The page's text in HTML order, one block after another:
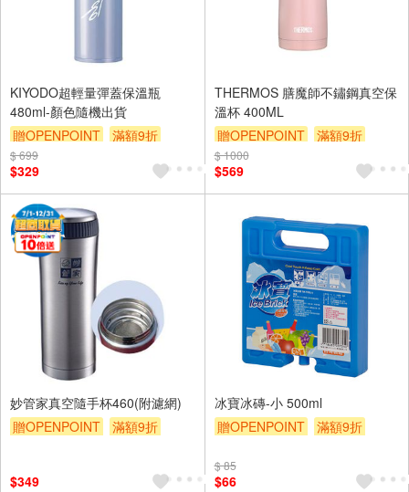
KIYODO超輕量彈蓋保溫瓶
480ml-顏色隨機出貨
贈OPENPOINT
滿額9折
贈$200
$ 699
$329
THERMOS 膳魔師不鏽鋼真空保
溫杯 400ML
贈OPENPOINT
滿額9折
贈$200
$ 1000
$569
妙管家真空隨手杯460(附濾網)
贈OPENPOINT
滿額9折
$349
冰寶冰磚-小 500ml
贈OPENPOINT
滿額9折
$ 85
$66